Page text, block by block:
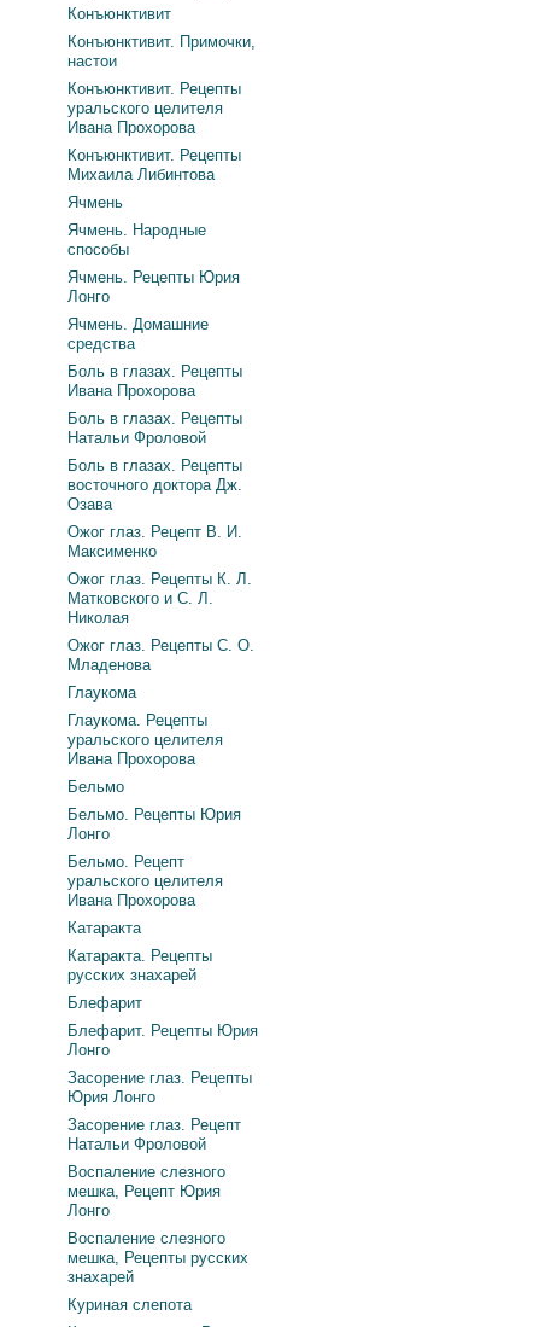
Конъюнктивит
Конъюнктивит. Примочки,
настои
Конъюнктивит. Рецепты
уральского целителя
Ивана Прохорова
Конъюнктивит. Рецепты
Михаила Либинтова
Ячмень
Ячмень. Народные
способы
Ячмень. Рецепты Юрия
Лонго
Ячмень. Домашние
средства
Боль в глазах. Рецепты
Ивана Прохорова
Боль в глазах. Рецепты
Натальи Фроловой
Боль в глазах. Рецепты
восточного доктора Дж.
Озава
Ожог глаз. Рецепт В. И.
Максименко
Ожог глаз. Рецепты К. Л.
Матковского и С. Л.
Николая
Ожог глаз. Рецепты С. О.
Младенова
Глаукома
Глаукома. Рецепты
уральского целителя
Ивана Прохорова
Бельмо
Бельмо. Рецепты Юрия
Лонго
Бельмо. Рецепт
уральского целителя
Ивана Прохорова
Катаракта
Катаракта. Рецепты
русских знахарей
Блефарит
Блефарит. Рецепты Юрия
Лонго
Засорение глаз. Рецепты
Юрия Лонго
Засорение глаз. Рецепт
Натальи Фроловой
Воспаление слезного
мешка, Рецепт Юрия
Лонго
Воспаление слезного
мешка, Рецепты русских
знахарей
Куриная слепота